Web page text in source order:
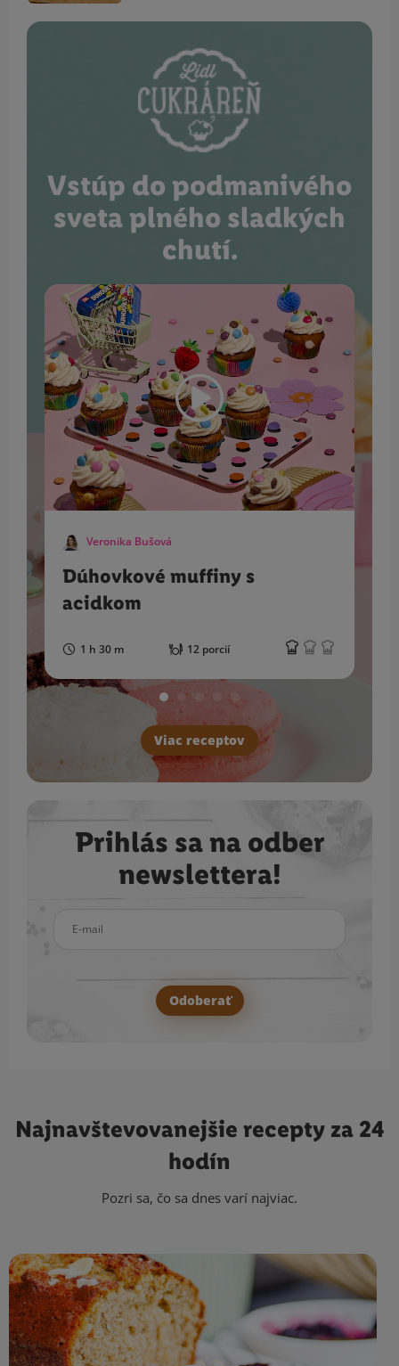
Vstúp do podmanivého
sveta plného sladkých
chutí.
Veronika Bušová
Dúhovkové muffiny s
acidkom
1 h 30 m 12 porcií
Viac receptov
Prihlás sa na odber
newslettera!
Odoberať
Najnavštevovanejšie recepty za 24
hodín
Pozri sa, čo sa dnes varí najviac.